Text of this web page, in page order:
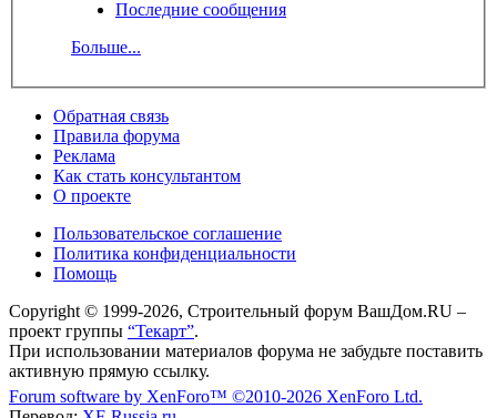
Последние сообщения
Больше...
Обратная связь
Правила форума
Реклама
Как стать консультантом
О проекте
Пользовательское соглашение
Политика конфиденциальности
Помощь
Copyright © 1999-2026, Строительный форум ВашДом.RU –
проект группы “Текарт”.
При использовании материалов форума не забудьте поставить
активную прямую ссылку.
Forum software by XenForo™ ©2010-2026 XenForo Ltd.